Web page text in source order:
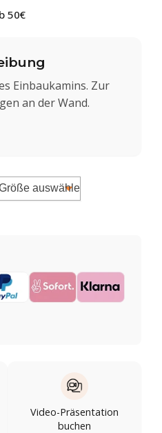
50€
Einbaukamins. Zur
an der Wand.
Video-Präsentation
buchen